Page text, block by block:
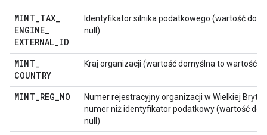
MINT TAX
ENGINE
EXTERNAL ID
Identyfikator silnika podatkowego (wartość
null)
MINT
COUNTRY
Kraj organizacji (wartość domyślna to wartość
MINT REG NO
Numer rejestracyjny organizacji w Wielkiej
numer niż identyfikator podatkowy (wartość
null)